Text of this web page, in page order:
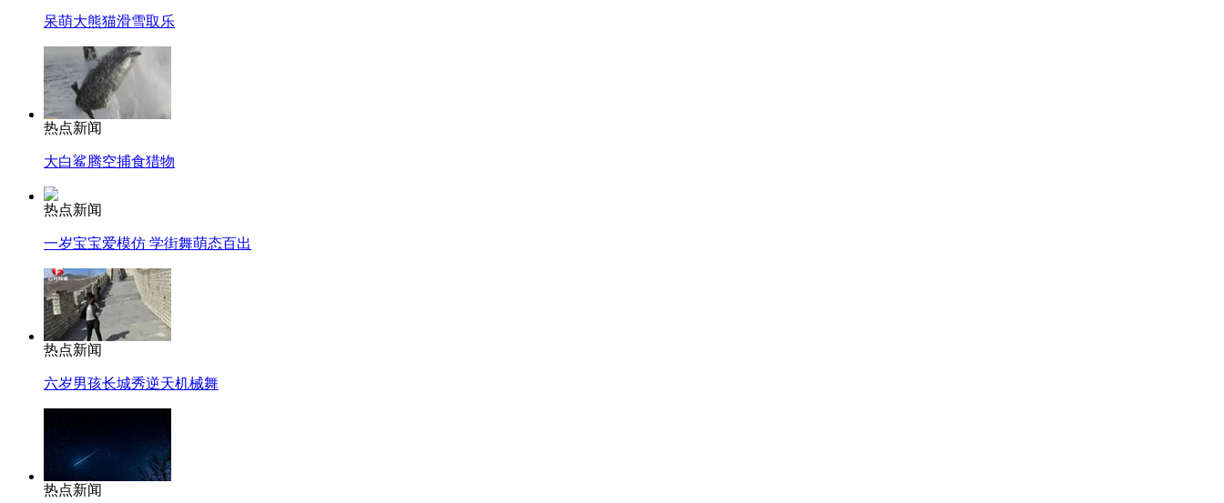
呆萌大熊猫滑雪取乐
热点新闻
大白鲨腾空捕食猎物
热点新闻
一岁宝宝爱模仿 学街舞萌态百出
热点新闻
六岁男孩长城秀逆天机械舞
热点新闻